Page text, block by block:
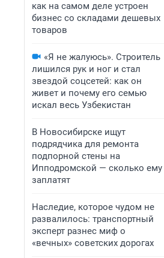
как на самом деле устроен
бизнес со складами дешевых
товаров
«Я не жалуюсь». Строитель
лишился рук и ног и стал
звездой соцсетей: как он
живет и почему его семью
искал весь Узбекистан
В Новосибирске ищут
подрядчика для ремонта
подпорной стены на
Ипподромской — сколько ему
заплатят
Наследие, которое чудом не
развалилось: транспортный
эксперт разнес миф о
«вечных» советских дорогах